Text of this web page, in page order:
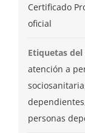
Certificado
oficial
Etiquetas del
atención a
sociosanitaria
dependientes
personas